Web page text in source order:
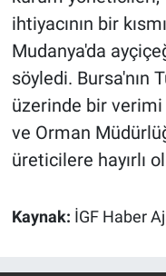
ihtiyacının bir
Mudanya'da
söyledi. Bursa'nın
üzerinde bir verimi
ve Orman
üreticilere hayırlı
Kaynak: İGF Haber